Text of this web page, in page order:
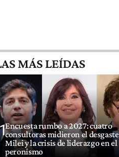
MÁS LEÍDAS
Encuesta rumbo a 2027: cuatro
consultoras midieron el
Milei y la crisis de liderazgo en el
peronismo